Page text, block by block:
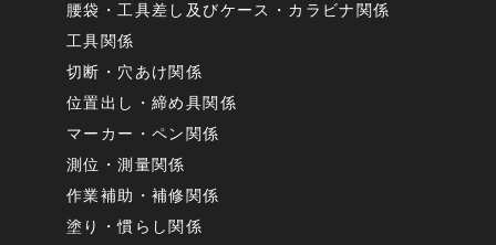
腰袋・工具差し及びケース・カラビナ関係
工具関係
切断・穴あけ関係
位置出し・締め具関係
マーカー・ペン関係
測位・測量関係
作業補助・補修関係
塗り・慣らし関係